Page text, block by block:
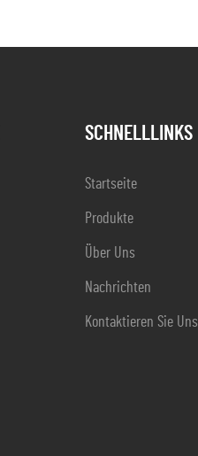
SCHNELLLINKS
Startseite
Produkte
Über Uns
Nachrichten
Kontaktieren Sie Uns